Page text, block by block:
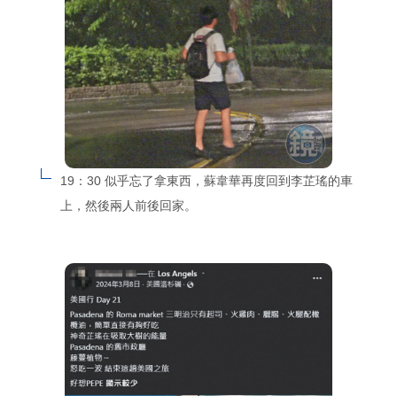
19：30 似乎忘了拿東西，蘇韋華再度回到李芷瑤的車
上，然後兩人前後回家。